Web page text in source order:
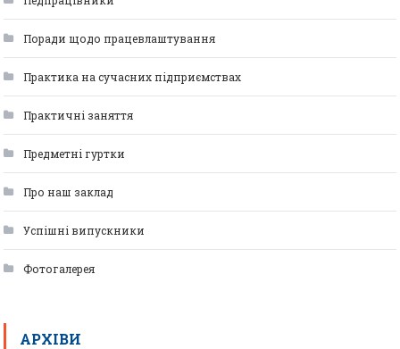
Поради щодо працевлаштування
Практика на сучасних підприємствах
Практичні заняття
Предметні гуртки
Про наш заклад
Успішні випускники
Фотогалерея
АРХІВИ